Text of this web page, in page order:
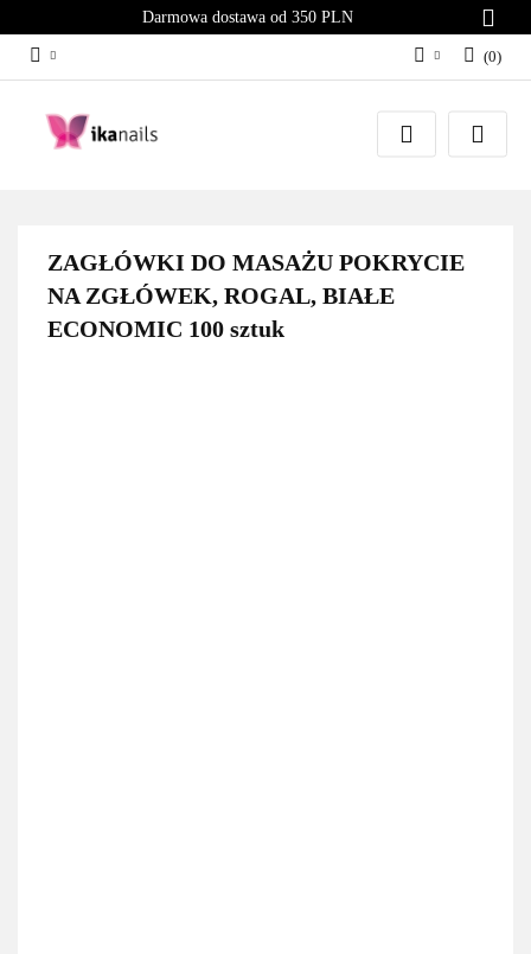
Darmowa dostawa od 350 PLN
Zaloguj się
Załóż konto
(0)
ZAGŁÓWKI DO MASAŻU POKRYCIE
NA ZGŁÓWEK, ROGAL, BIAŁE
ECONOMIC 100 sztuk